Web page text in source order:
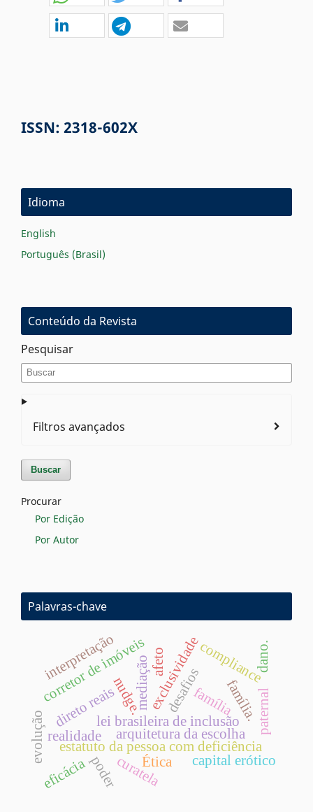
ISSN: 2318-602X
Idioma
English
Português (Brasil)
Conteúdo da Revista
Pesquisar
Filtros avançados
Buscar
Procurar
Por Edição
Por Autor
Palavras-chave
estatuto da pessoa com deficiência
Ética
arquitetura da escolha
nudge.
lei brasileira de inclusão
curatela
família.
família
mediação
corretor de imóveisexclusividade
direto reais desafios
compliance
poder
eficácia
paternal
interpretação afeto
evoluçãorealidade
capital erótico
dano.